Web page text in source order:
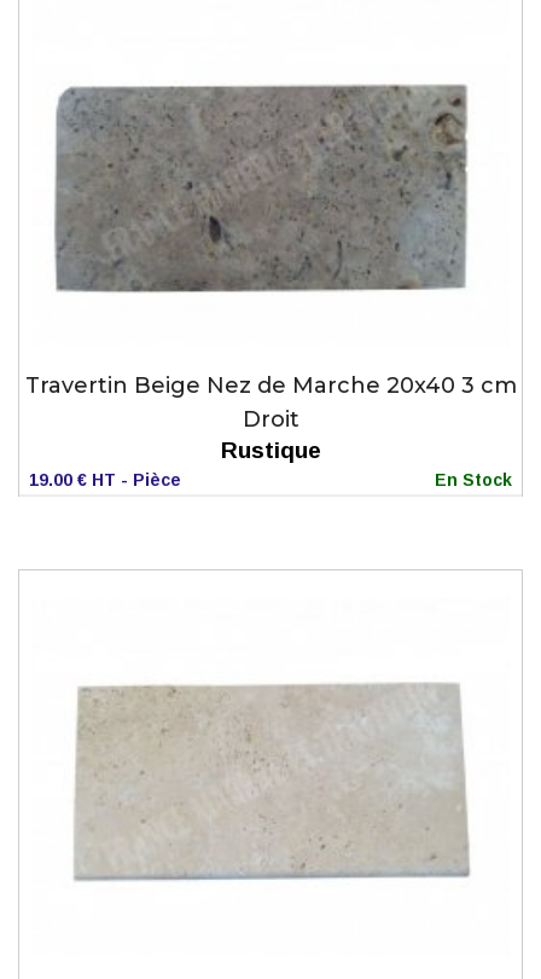
Travertin Beige Nez de Marche 20x40 3 cm
Droit
Rustique
19.00 € HT - Pièce En Stock